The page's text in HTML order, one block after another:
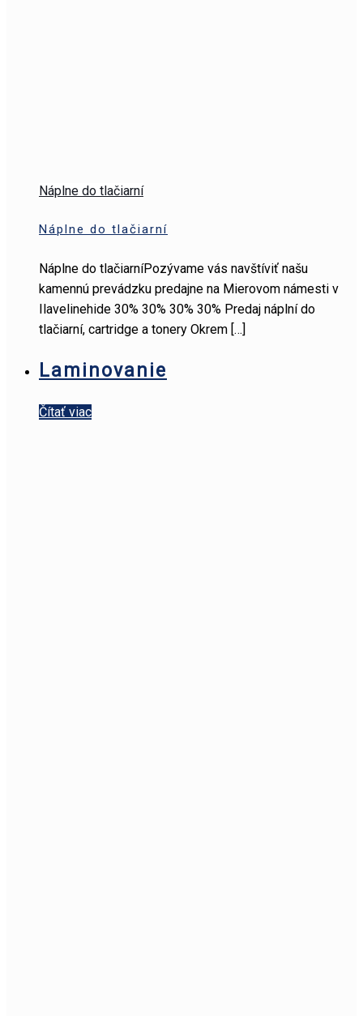
Náplne do tlačiarní
Náplne do tlačiarní
Náplne do tlačiarníPozývame vás navštíviť našu
kamennú prevádzku predajne na Mierovom námesti v
Ilavelinehide 30% 30% 30% 30% Predaj náplní do
tlačiarní, cartridge a tonery Okrem […]
Laminovanie
Čítať viac